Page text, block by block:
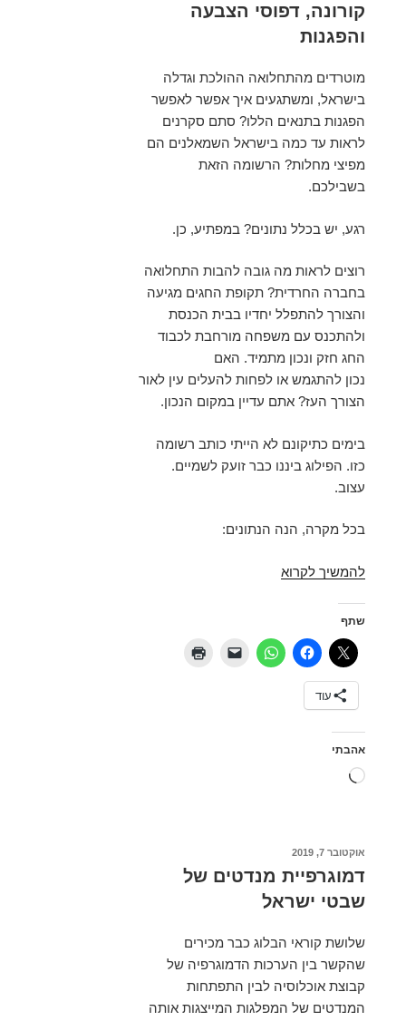
קורונה, דפוסי הצבעה
והפגנות
מוטרדים מהתחלואה ההולכת וגדלה
בישראל, ומשתגעים איך אפשר לאפשר
הפגנות בתנאים הללו? סתם סקרנים
לראות עד כמה בישראל השמאלנים הם
מפיצי מחלות? הרשומה הזאת
בשבילכם.
רגע, יש בכלל נתונים? במפתיע, כן.
רוצים לראות מה גובה להבות התחלואה
בחברה החרדית? תקופת החגים מגיעה
והצורך להתפלל יחדיו בבית הכנסת
ולהתכנס עם משפחה מורחבת לכבוד
החג חזק ונכון מתמיד. האם
נכון להתגמש או לפחות להעלים עין לאור
הצורך העז? אתם עדיין במקום הנכון.
בימים כתיקונם לא הייתי כותב רשומה
כזו. הפילוג ביננו כבר זועק לשמיים.
עצוב.
בכל מקרה, הנה הנתונים:
להמשיך לקרוא
והפגנות
שתף
עוד
אהבתי
טוען...
פורסם
אוקטובר 7, 2019
דמוגרפיית מנדטים של
שבטי ישראל
שלושת קוראי הבלוג כבר מכירים
שהקשר בין הערכות הדמוגרפיה של
קבוצת אוכלוסיה לבין התפתחות
המנדטים של המפלגות המייצגות אותה